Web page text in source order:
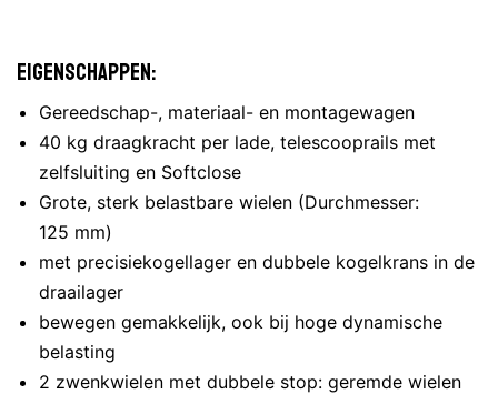
Eigenschappen:
Gereedschap-, materiaal- en montagewagen
40 kg draagkracht per lade, telescooprails met
zelfsluiting en Softclose
Grote, sterk belastbare wielen (Durchmesser:
125 mm)
met precisiekogellager en dubbele kogelkrans in de
draailager
bewegen gemakkelijk, ook bij hoge dynamische
belasting
2 zwenkwielen met dubbele stop: geremde wielen